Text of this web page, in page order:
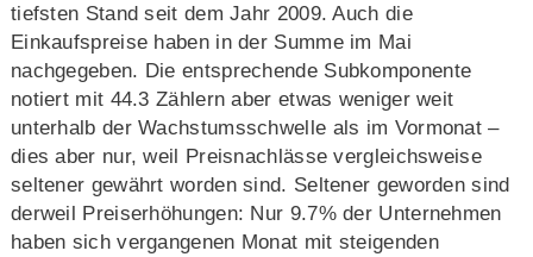
tiefsten Stand seit dem Jahr 2009. Auch die
Einkaufspreise haben in der Summe im Mai
nachgegeben. Die entsprechende Subkomponente
notiert mit 44.3 Zählern aber etwas weniger weit
unterhalb der Wachstumsschwelle als im Vormonat –
dies aber nur, weil Preisnachlässe vergleichsweise
seltener gewährt worden sind. Seltener geworden sind
derweil Preiserhöhungen: Nur 9.7% der Unternehmen
haben sich vergangenen Monat mit steigenden